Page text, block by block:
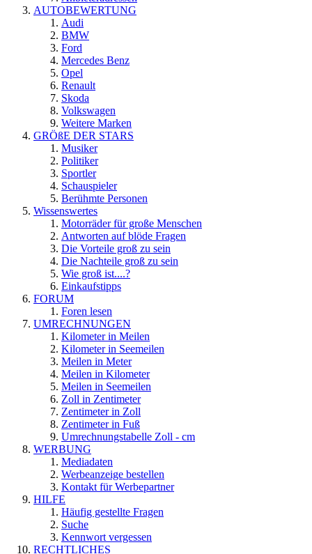
AUTOBEWERTUNG
Audi
BMW
Ford
Mercedes Benz
Opel
Renault
Skoda
Volkswagen
Weitere Marken
GRÖßE DER STARS
Musiker
Politiker
Sportler
Schauspieler
Berühmte Personen
Wissenswertes
Motorräder für große Menschen
Antworten auf blöde Fragen
Die Vorteile groß zu sein
Die Nachteile groß zu sein
Wie groß ist....?
Einkaufstipps
FORUM
Foren lesen
UMRECHNUNGEN
Kilometer in Meilen
Kilometer in Seemeilen
Meilen in Meter
Meilen in Kilometer
Meilen in Seemeilen
Zoll in Zentimeter
Zentimeter in Zoll
Zentimeter in Fuß
Umrechnungstabelle Zoll - cm
WERBUNG
Mediadaten
Werbeanzeige bestellen
Kontakt für Werbepartner
HILFE
Häufig gestellte Fragen
Suche
Kennwort vergessen
RECHTLICHES